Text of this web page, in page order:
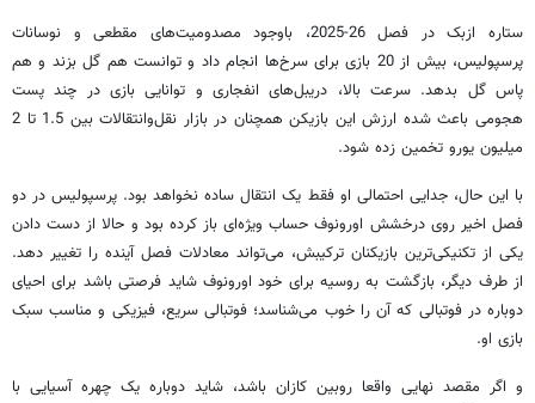
ستاره ازبک در فصل 26-2025، باوجود مصدومیت‌های مقطعی و نوسانات
پرسپولیس، بیش از 20 بازی برای سرخ‌ها انجام داد و توانست هم گل بزند و هم
پاس گل بدهد. سرعت بالا، دریبل‌های انفجاری و توانایی بازی در چند پست
هجومی باعث شده ارزش این بازیکن همچنان در بازار نقل‌وانتقالات بین 1.5 تا 2
میلیون یورو تخمین زده شود.
با این حال، جدایی احتمالی او فقط یک انتقال ساده نخواهد بود. پرسپولیس در دو
فصل اخیر روی درخشش اورونوف حساب ویژه‌ای باز کرده بود و حالا از دست دادن
یکی از تکنیکی‌ترین بازیکنان ترکیبش، می‌تواند معادلات فصل آینده را تغییر دهد.
از طرف دیگر، بازگشت به روسیه برای خود اورونوف شاید فرصتی باشد برای احیای
دوباره در فوتبالی که آن را خوب می‌شناسد؛ فوتبالی سریع، فیزیکی و مناسب سبک
بازی او.
و اگر مقصد نهایی واقعا روبین کازان باشد، شاید دوباره یک چهره آسیایی با